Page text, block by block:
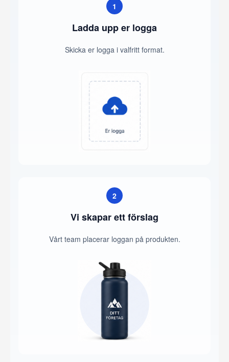
1
Ladda upp er logga
Skicka er logga i valfritt format.
2
Vi skapar ett förslag
Vårt team placerar loggan på produkten.